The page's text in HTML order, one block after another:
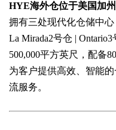
在线下单
快件追踪
运价查询
附加费
HYE海外仓位于美国加
拥有三处现代化仓储中心
La Mirada2号仓 | Ontario3
500,000平方英尺，配备
为客户提供高效、智能
流服务。